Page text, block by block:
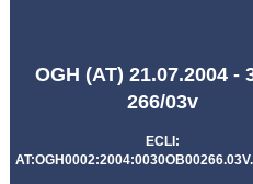
OGH (AT) 21.07.2004 -
266/03v
ECLI: